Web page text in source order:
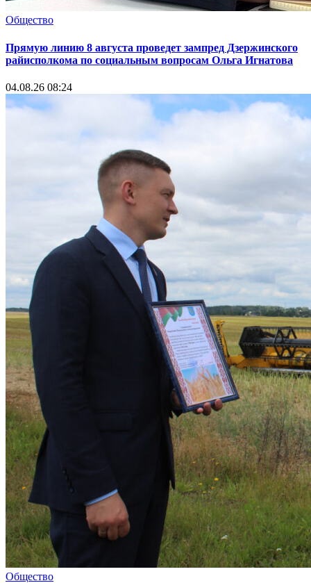
Общество
Прямую линию 8 августа проведет зампред Дзержинского
райисполкома по социальным вопросам Ольга Игнатова
04.08.26 08:24
Общество